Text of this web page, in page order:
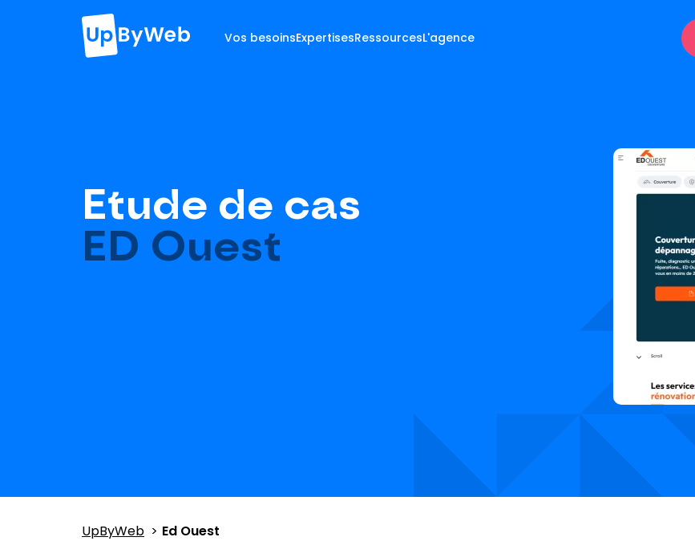
Vos besoinsExpertisesRessourcesL'agence
Etude de cas
ED Ouest
UpByWeb Ed Ouest